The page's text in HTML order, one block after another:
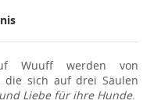
Wuuff werden von
die sich auf drei Säulen
Liebe für ihre Hunde.